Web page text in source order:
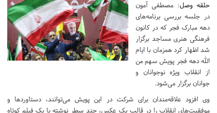
حلقه وصل: مصطفی آمون
در جلسه بررسی برنامه‌های
دهه مبارک فجر که در کانون
فرهنگی هنری مساجد برگزار
شد اظهار کرد همزمان با ایام
الله دهه فجر پویش سهم من
از انقلاب ویژه نوجوانان و
جوانان برگزار می‌شود.
وی افزود علاقه‌مندان برای شرکت در این پویش می‌توانند، دستاوردها و
موفقیت‌های انقلاب را در قالب یک عکس، چند سطر نوشته یا یک فیلم کوتاه